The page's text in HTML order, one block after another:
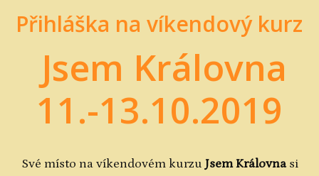
Přihláška na víkendový kurz
Jsem Královna
11.-13.10.2019
Své místo na víkendovém kurzu Jsem Královnasi